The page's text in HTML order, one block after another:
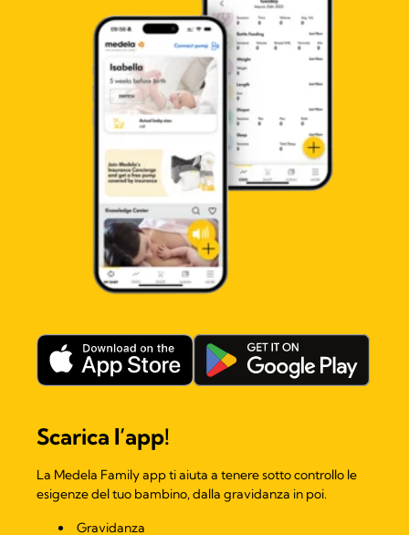
Scarica l’app!​
La Medela Family app ti aiuta a tenere sotto controllo le
esigenze del tuo bambino, dalla gravidanza in poi.
Gravidanza